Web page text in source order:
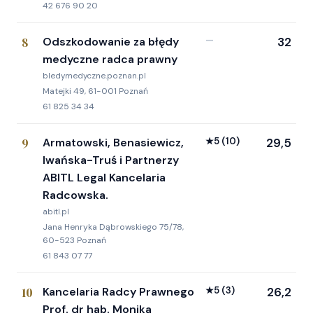
42 676 90 20
8
Odszkodowanie za błędy
medyczne radca prawny
bledymedyczne.poznan.pl
Matejki 49, 61-001 Poznań
61 825 34 34
— 32
9
Armatowski, Benasiewicz,
Iwańska-Truś i Partnerzy
ABITL Legal Kancelaria
Radcowska.
abitl.pl
Jana Henryka Dąbrowskiego 75/78,
60-523 Poznań
61 843 07 77
★5 (10) 29,5
10
Kancelaria Radcy Prawnego
Prof. dr hab. Monika
★5 (3) 26,2